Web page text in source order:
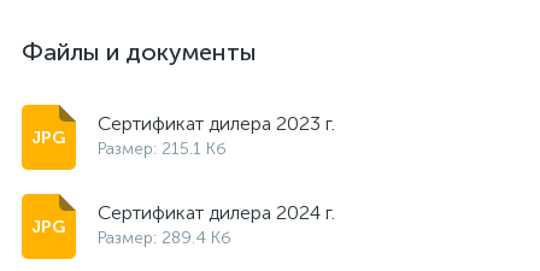
Файлы и документы
Сертификат дилера 2023 г.
Размер: 215.1 Кб
Сертификат дилера 2024 г.
Размер: 289.4 Кб